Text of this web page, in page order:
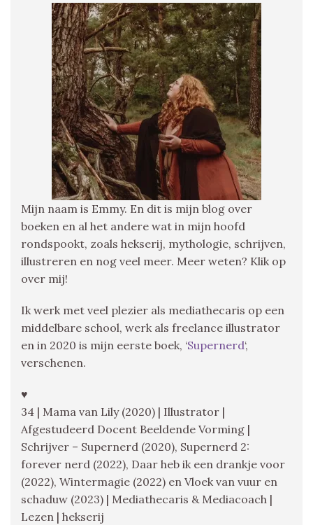
Mijn naam is Emmy. En dit is mijn blog over
boeken en al het andere wat in mijn hoofd
rondspookt, zoals hekserij, mythologie, schrijven,
illustreren en nog veel meer. Meer weten? Klik op
over mij!
Ik werk met veel plezier als mediathecaris op een
middelbare school, werk als freelance illustrator
en in 2020 is mijn eerste boek, ‘Supernerd‘,
verschenen.
♥
34 | Mama van Lily (2020) | Illustrator |
Afgestudeerd Docent Beeldende Vorming |
Schrijver – Supernerd (2020), Supernerd 2:
forever nerd (2022), Daar heb ik een drankje voor
(2022), Wintermagie (2022) en Vloek van vuur en
schaduw (2023) | Mediathecaris & Mediacoach |
Lezen | hekserij